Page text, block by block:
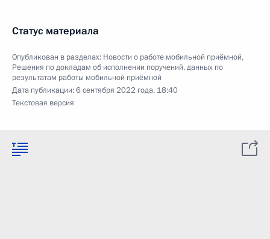
Статус материала
Опубликован в разделах: Новости о работе мобильной приёмной,
Решения по докладам об исполнении поручений, данных по
результатам работы мобильной приёмной
Дата публикации:6 сентября 2022 года, 18:40
Текстовая версия